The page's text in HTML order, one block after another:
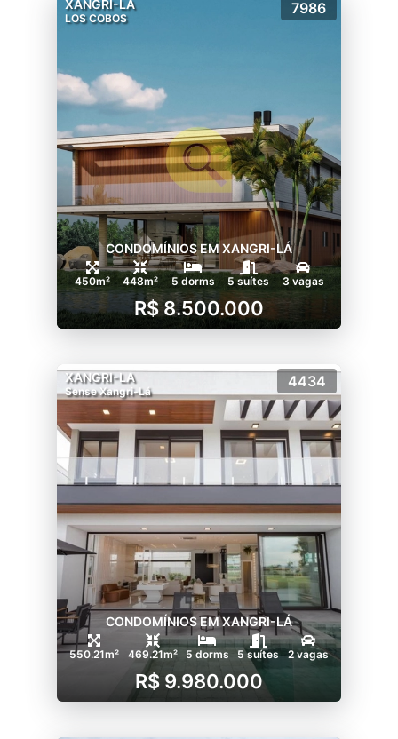
XANGRI-LA
LOS COBOS
7986
CONDOMÍNIOS EM XANGRI-LÁ
450m² 448m² 5 dorms 5 suítes 3 vagas
R$ 8.500.000
XANGRI-LA
Sense Xangri-Lá
4434
CONDOMÍNIOS EM XANGRI-LÁ
550.21m² 469.21m² 5 dorms 5 suítes 2 vagas
R$ 9.980.000